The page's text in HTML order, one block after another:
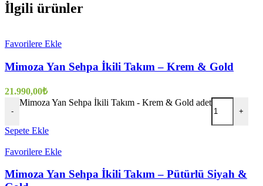
İlgili ürünler
Favorilere Ekle
Mimoza Yan Sehpa İkili Takım – Krem & Gold
21.990,00₺
-
Mimoza Yan Sehpa İkili Takım - Krem & Gold adet
+
Sepete Ekle
Favorilere Ekle
Mimoza Yan Sehpa İkili Takım – Pütürlü Siyah &